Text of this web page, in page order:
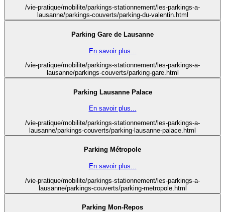
/vie-pratique/mobilite/parkings-stationnement/les-parkings-a-
lausanne/parkings-couverts/parking-du-valentin.html
Parking Gare de Lausanne
En savoir plus...
/vie-pratique/mobilite/parkings-stationnement/les-parkings-a-
lausanne/parkings-couverts/parking-gare.html
Parking Lausanne Palace
En savoir plus...
/vie-pratique/mobilite/parkings-stationnement/les-parkings-a-
lausanne/parkings-couverts/parking-lausanne-palace.html
Parking Métropole
En savoir plus...
/vie-pratique/mobilite/parkings-stationnement/les-parkings-a-
lausanne/parkings-couverts/parking-metropole.html
Parking Mon-Repos